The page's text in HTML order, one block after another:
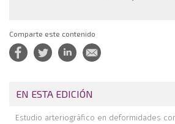
Comparte este contenido
EN ESTA EDICIÓN
Estudio arteriográfico en deformidades